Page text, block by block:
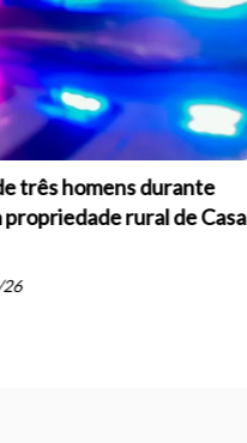
três homens durante
rural de Casa